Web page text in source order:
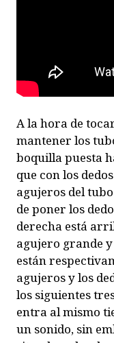
A la hora de
mantener los
boquilla puesta
que con los
agujeros del
de poner los
derecha está
agujero grande
están
agujeros y los
los siguientes
entra al mismo
un sonido, sin